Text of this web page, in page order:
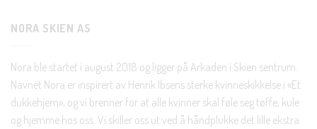
NORA SKIEN AS
Nora ble startet i august 2018 og ligger på Arkaden i Skien sentrum.
Navnet Nora er inspirert av Henrik Ibsens sterke kvinneskikkelse i «Et
dukkehjem», og vi brenner for at alle kvinner skal føle seg tøffe, kule
og hjemme hos oss. Vi skiller oss ut ved å håndplukke det lille ekstra
Nei takk, Jeg er ikke interessert